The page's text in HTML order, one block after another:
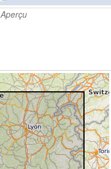
Aperçu